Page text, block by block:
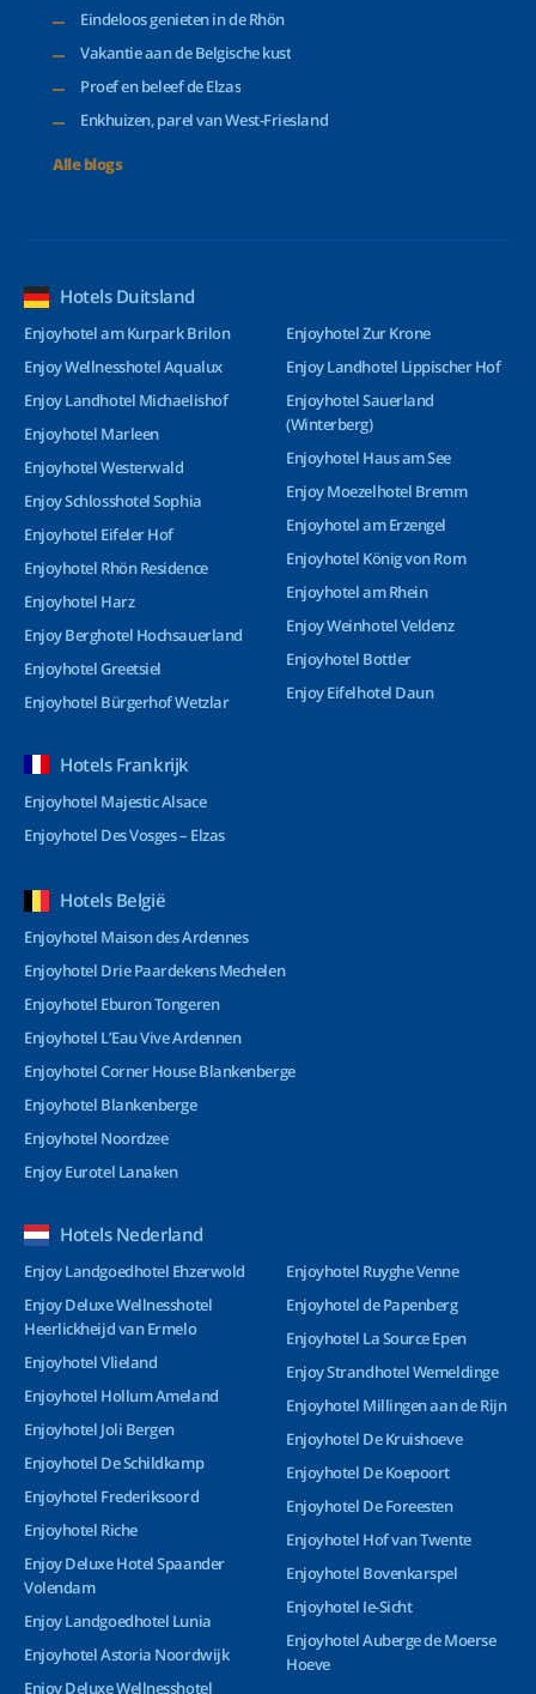
Eindeloos genieten in de Rhön
Vakantie aan de Belgische kust
Proef en beleef de Elzas
Enkhuizen, parel van West-Friesland
Alle blogs
Hotels Duitsland
Enjoyhotel am Kurpark Brilon
Enjoy Wellnesshotel Aqualux
Enjoy Landhotel Michaelishof
Enjoyhotel Marleen
Enjoyhotel Westerwald
Enjoy Schlosshotel Sophia
Enjoyhotel Eifeler Hof
Enjoyhotel Rhön Residence
Enjoyhotel Harz
Enjoy Berghotel Hochsauerland
Enjoyhotel Greetsiel
Enjoyhotel Bürgerhof Wetzlar
Enjoyhotel Zur Krone
Enjoy Landhotel Lippischer Hof
Enjoyhotel Sauerland
(Winterberg)
Enjoyhotel Haus am See
Enjoy Moezelhotel Bremm
Enjoyhotel am Erzengel
Enjoyhotel König von Rom
Enjoyhotel am Rhein
Enjoy Weinhotel Veldenz
Enjoyhotel Bottler
Enjoy Eifelhotel Daun
Hotels Frankrijk
Enjoyhotel Majestic Alsace
Enjoyhotel Des Vosges – Elzas
Hotels België
Enjoyhotel Maison des Ardennes
Enjoyhotel Drie Paardekens Mechelen
Enjoyhotel Eburon Tongeren
Enjoyhotel L’Eau Vive Ardennen
Enjoyhotel Corner House Blankenberge
Enjoyhotel Blankenberge
Enjoyhotel Noordzee
Enjoy Eurotel Lanaken
Hotels Nederland
Enjoy Landgoedhotel Ehzerwold
Enjoy Deluxe Wellnesshotel
Heerlickheijd van Ermelo
Enjoyhotel Vlieland
Enjoyhotel Hollum Ameland
Enjoyhotel Joli Bergen
Enjoyhotel De Schildkamp
Enjoyhotel Frederiksoord
Enjoyhotel Riche
Enjoy Deluxe Hotel Spaander
Volendam
Enjoy Landgoedhotel Lunia
Enjoyhotel Astoria Noordwijk
Enjoy Deluxe Wellnesshotel
Enjoyhotel Ruyghe Venne
Enjoyhotel de Papenberg
Enjoyhotel La Source Epen
Enjoy Strandhotel Wemeldinge
Enjoyhotel Millingen aan de Rijn
Enjoyhotel De Kruishoeve
Enjoyhotel De Koepoort
Enjoyhotel De Foreesten
Enjoyhotel Hof van Twente
Enjoyhotel Bovenkarspel
Enjoyhotel Ie-Sicht
Enjoyhotel Auberge de Moerse
Hoeve